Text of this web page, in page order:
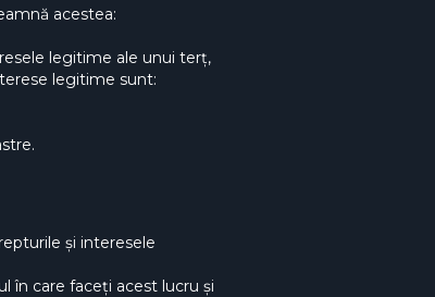
acestea:
legitime ale unui terț,
legitime sunt:
și interesele
în care faceți acest lucru și